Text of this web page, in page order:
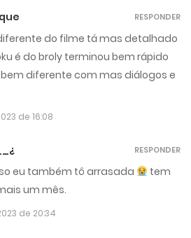
do filme tá mas detalhado
é do broly terminou bem rápido
diferente com mas diálogos e
de 16:08
RESPONDER
eu também tô arrasada
tem
um mês.
de 20:34
RESPONDER